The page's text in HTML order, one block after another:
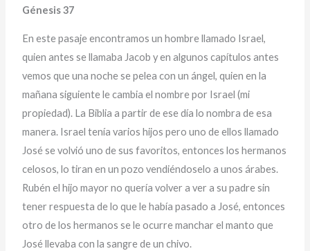
Génesis 37
En este pasaje encontramos un hombre llamado Israel,
quien antes se llamaba Jacob y en algunos capítulos antes
vemos que una noche se pelea con un ángel, quien en la
mañana siguiente le cambia el nombre por Israel (mi
propiedad). La Biblia a partir de ese día lo nombra de esa
manera. Israel tenía varios hijos pero uno de ellos llamado
José se volvió uno de sus favoritos, entonces los hermanos
celosos, lo tiran en un pozo vendiéndoselo a unos árabes.
Rubén el hijo mayor no quería volver a ver a su padre sin
tener respuesta de lo que le había pasado a José, entonces
otro de los hermanos se le ocurre manchar el manto que
José llevaba con la sangre de un chivo.